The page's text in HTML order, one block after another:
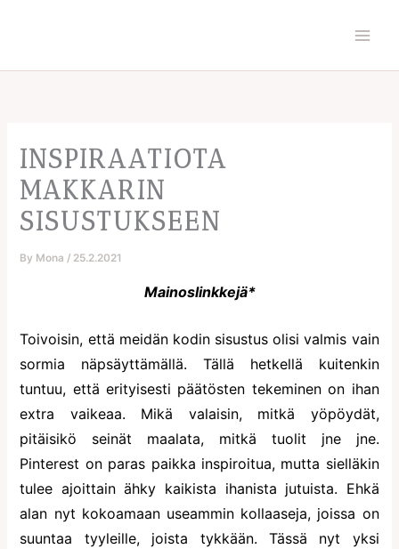
INSPIRAATIOTA
MAKKARIN
SISUSTUKSEEN
By Mona / 25.2.2021
Mainoslinkkejä*
Toivoisin, että meidän kodin sisustus olisi valmis vain
sormia näpsäyttämällä. Tällä hetkellä kuitenkin
tuntuu, että erityisesti päätösten tekeminen on ihan
extra vaikeaa. Mikä valaisin, mitkä yöpöydät,
pitäisikö seinät maalata, mitkä tuolit jne jne.
Pinterest on paras paikka inspiroitua, mutta sielläkin
tulee ajoittain ähky kaikista ihanista jutuista. Ehkä
alan nyt kokoamaan useammin kollaaseja, joissa on
suuntaa tyyleille, joista tykkään. Tässä nyt yksi